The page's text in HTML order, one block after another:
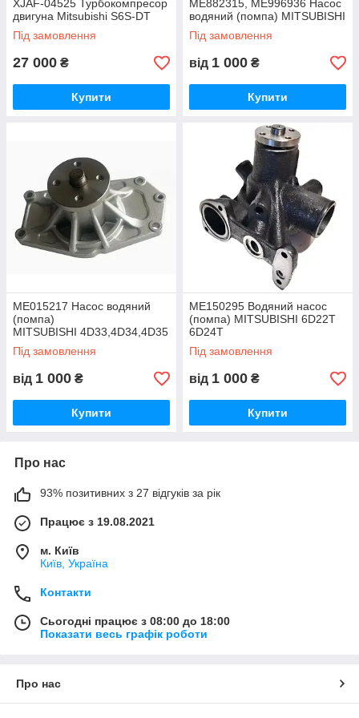
XJAF-04525 Турбокомпресор
двигуна Mitsubishi S6S-DT
Під замовлення
27 000 ₴
Купити
ME882315, ME996936 Насос
водяний (помпа) MITSUBISHI
6D14, 6D14, 6D14, 6D15
Під замовлення
від 1 000 ₴
Купити
ME015217 Насос водяний
(помпа)
MITSUBISHI 4D33,4D34,4D35
, 4D36
Під замовлення
від 1 000 ₴
Купити
ME150295 Водяний насос
(помпа) MITSUBISHI 6D22T
6D24T
Під замовлення
від 1 000 ₴
Купити
Про нас
93% позитивних з 27 відгуків за рік
Працює з 19.08.2021
м. Київ
Київ, Україна
Контакти
Сьогодні працює з 08:00 до 18:00
Показати весь графік роботи
Про нас